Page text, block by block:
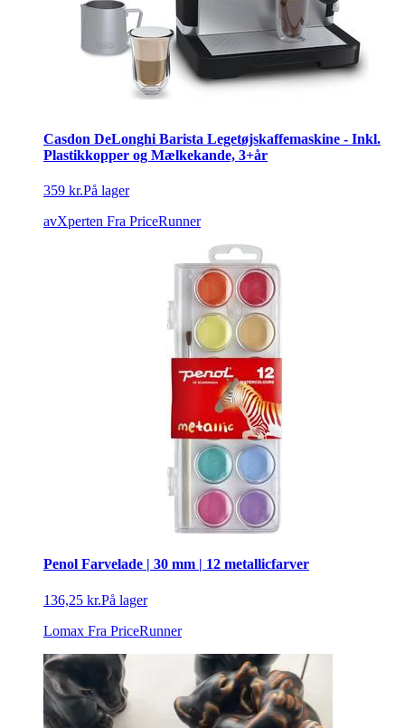
Casdon DeLonghi Barista Legetøjskaffemaskine - Inkl.
Plastikkopper og Mælkekande, 3+år
359 kr.På lager
avXperten Fra PriceRunner
Penol Farvelade | 30 mm | 12 metallicfarver
136,25 kr.På lager
Lomax Fra PriceRunner